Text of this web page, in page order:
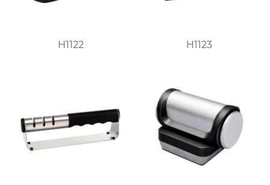
H1122 H1123